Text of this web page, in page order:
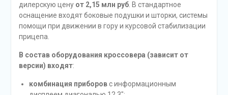
дилерскую цену от 2,15 млн руб. В стандартное
оснащение входят боковые подушки и шторки, системы
помощи при движении в гору и курсовой стабилизации
прицепа.
В состав оборудования кроссовера (зависит от
версии) входят:
комбинация приборовс информационным